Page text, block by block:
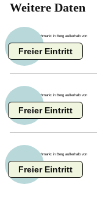
Weitere Daten
9 aug
Freier Eintritt
16 aug
Freier Eintritt
23 aug
Freier Eintritt